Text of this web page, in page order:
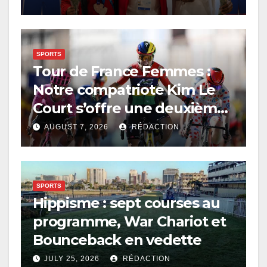
SPORTS
Tour de France Femmes :
Notre compatriote Kim Le
Court s’offre une deuxième
victoire d’étape
AUGUST 7, 2026 RÉDACTION
SPORTS
Hippisme : sept courses au
programme, War Chariot et
Bounceback en vedette
JULY 25, 2026 RÉDACTION